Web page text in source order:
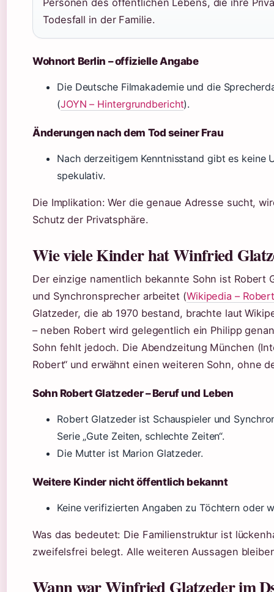
Todesfall in der Familie.
Wohnort Berlin – offizielle Angabe
Die Deutsche Filmakademie und die
(JOYN – Hintergrundbericht).
Änderungen nach dem Tod seiner Frau
Nach derzeitigem Kenntnisstand gibt es keine
spekulativ.
Die Implikation: Wer die genaue Adresse sucht,
Schutz der Privatsphäre.
Wie viele Kinder hat Winfried
Der einzige namentlich bekannte Sohn ist Robert
und Synchronsprecher arbeitet (Wikipedia –
Glatzeder, die ab 1970 bestand, brachte laut
– neben Robert wird gelegentlich ein Philipp
Sohn fehlt jedoch. Die Abendzeitung München
Robert“ und erwähnt einen weiteren Sohn, ohne
Sohn Robert Glatzeder – Beruf und Leben
Robert Glatzeder ist Schauspieler und
Serie „Gute Zeiten, schlechte Zeiten“.
Die Mutter ist Marion Glatzeder.
Weitere Kinder nicht öffentlich bekannt
Keine verifizierten Angaben zu Töchtern oder
Was das bedeutet: Die Familienstruktur ist
zweifelsfrei belegt. Alle weiteren Aussagen
Wann war Winfried Glatzeder im